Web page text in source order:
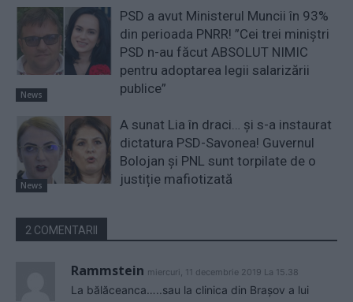
News
PSD a avut Ministerul Muncii în 93%
din perioada PNRR! ”Cei trei miniştri
PSD n-au făcut ABSOLUT NIMIC
pentru adoptarea legii salarizării
publice”
News
A sunat Lia în draci… și s-a instaurat
dictatura PSD-Savonea! Guvernul
Bolojan și PNL sunt torpilate de o
justiție mafiotizată
2 COMENTARII
Rammstein miercuri, 11 decembrie 2019 La 15.38
La bălăceanca…..sau la clinica din Brașov a lui